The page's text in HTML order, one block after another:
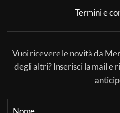
Termini e
Vuoi ricevere le novità da
degli altri? Inserisci la mail e